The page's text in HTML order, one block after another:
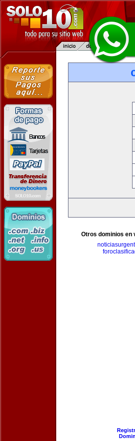
Otros dominios en